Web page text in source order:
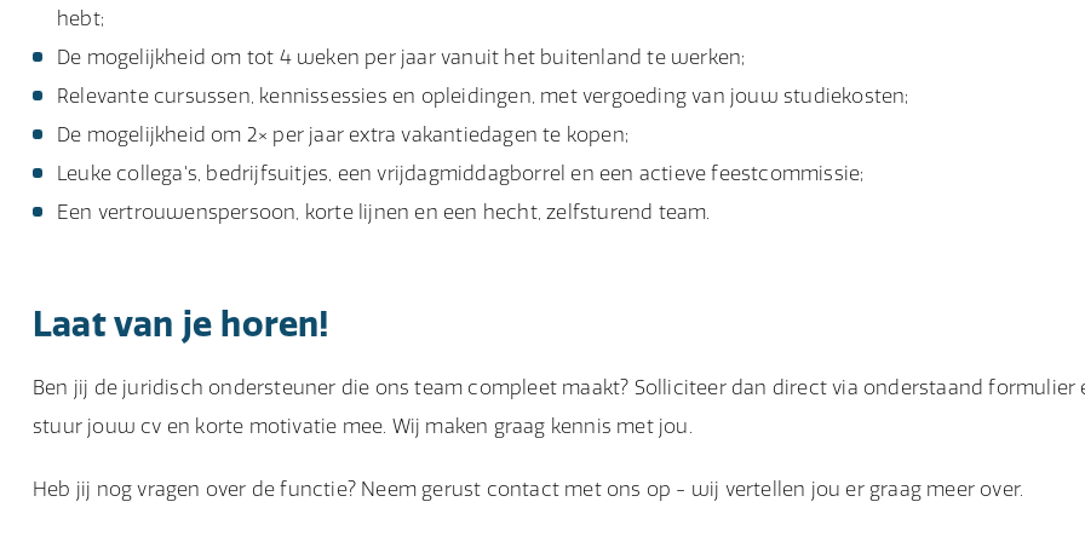
hebt;
De mogelijkheid om tot 4 weken per jaar vanuit het buitenland te werken;
Relevante cursussen, kennissessies en opleidingen, met vergoeding van jouw studiekosten;
De mogelijkheid om 2× per jaar extra vakantiedagen te kopen;
Leuke collega's, bedrijfsuitjes, een vrijdagmiddagborrel en een actieve feestcommissie;
Een vertrouwenspersoon, korte lijnen en een hecht, zelfsturend team.
Laat van je horen!
Ben jij de juridisch ondersteuner die ons team compleet maakt? Solliciteer dan direct via onderstaand formulier
stuur jouw cv en korte motivatie mee. Wij maken graag kennis met jou.
Heb jij nog vragen over de functie? Neem gerust contact met ons op - wij vertellen jou er graag meer over.